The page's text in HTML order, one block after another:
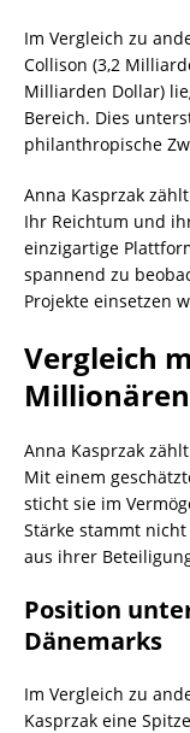
Im Vergleich zu
Collison (3,2
Milliarden Dollar)
Bereich. Dies
philanthropische
Anna Kasprzak
Ihr Reichtum und
einzigartige
spannend zu
Projekte einsetzen
Vergleich
Millionären
Anna Kasprzak
Mit einem
sticht sie im
Stärke stammt
aus ihrer
Position
Dänemarks
Im Vergleich zu
Kasprzak eine